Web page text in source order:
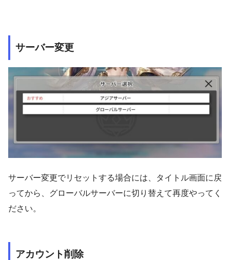
サーバー変更
サーバー変更でリセットする場合には、タイトル画面に戻
ってから、グローバルサーバーに切り替えて再度やってく
ださい。
アカウント削除